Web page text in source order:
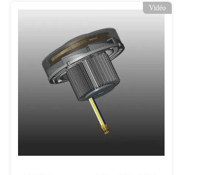
Vidéo